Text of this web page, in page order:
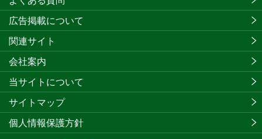
広告掲載について
関連サイト
会社案内
当サイトについて
サイトマップ
個人情報保護方針